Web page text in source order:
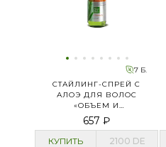
7 Б.
СТАЙЛИНГ-СПРЕЙ С
АЛОЭ ДЛЯ ВОЛОС
«ОБЪЕМ И
ЭЛАСТИЧНОСТЬ»
657 ₽
КУПИТЬ 2100 DE